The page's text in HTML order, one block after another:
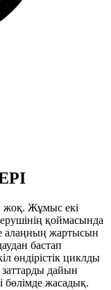
жоқ. Жұмыс екі
қоймасында
алаңның жартысын
бастап
өндірістік циклды
дайын
жасадық.